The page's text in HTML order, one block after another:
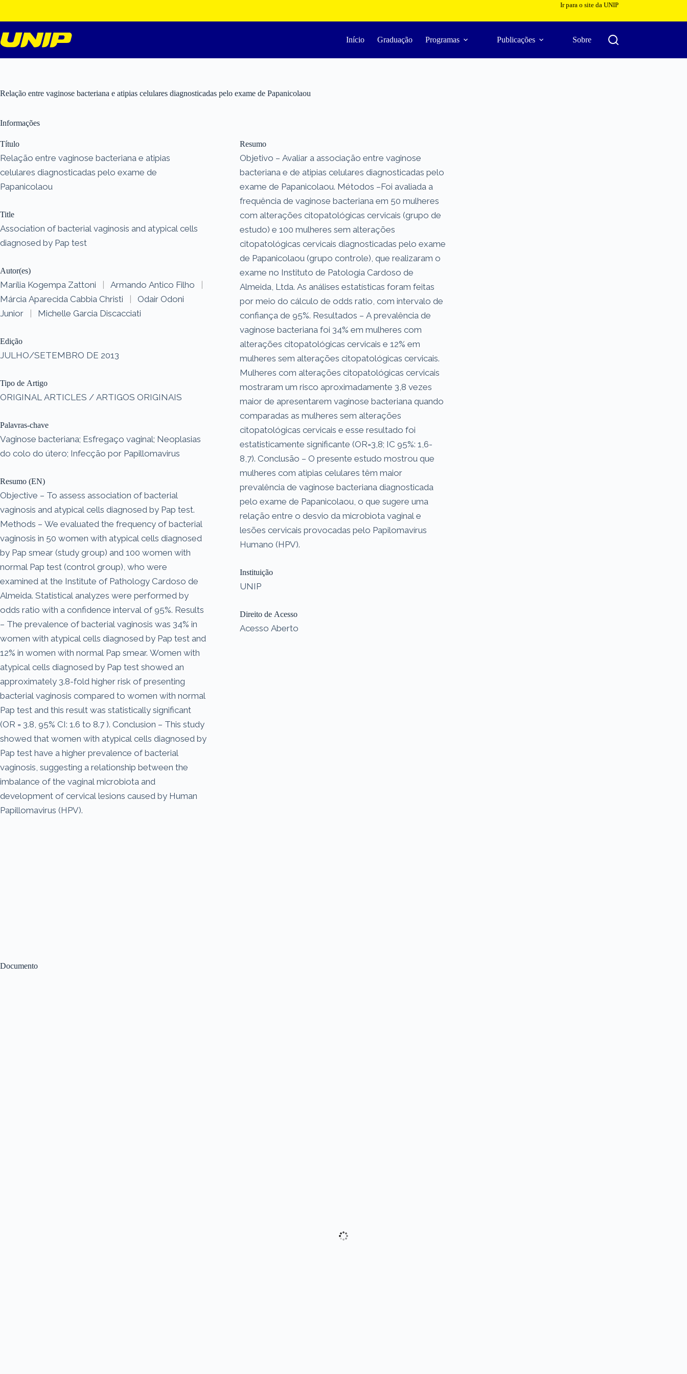
o
conteúdo
Ir para o site da UNIP
Início Graduação Programas Publicações Sobre
Relação entre vaginose bacteriana e atipias celulares diagnosticadas pelo exame de Papanicolaou
Documento
Informações
Título
Relação entre vaginose bacteriana e atipias
celulares diagnosticadas pelo exame de
Papanicolaou
Title
Association of bacterial vaginosis and atypical cells
diagnosed by Pap test
Autor(es)
Marília Kogempa Zattoni | Armando Antico Filho
|
Márcia Aparecida Cabbia Christi
|
Odair Odoni
Junior
| Michelle Garcia Discacciati
Edição
JULHO/SETEMBRO DE 2013
Tipo de Artigo
ORIGINAL ARTICLES / ARTIGOS ORIGINAIS
Palavras-chave
Vaginose bacteriana; Esfregaço vaginal; Neoplasias
do colo do útero; Infecção por Papillomavirus
Resumo (EN)
Objective – To assess association of bacterial
vaginosis and atypical cells diagnosed by Pap test.
Methods – We evaluated the frequency of bacterial
vaginosis in 50 women with atypical cells diagnosed
by Pap smear (study group) and 100 women with
normal Pap test (control group), who were
examined at the Institute of Pathology Cardoso de
Almeida. Statistical analyzes were performed by
odds ratio with a confidence interval of 95%. Results
– The prevalence of bacterial vaginosis was 34% in
women with atypical cells diagnosed by Pap test and
12% in women with normal Pap smear. Women with
atypical cells diagnosed by Pap test showed an
approximately 3.8-fold higher risk of presenting
bacterial vaginosis compared to women with normal
Pap test and this result was statistically significant
(OR = 3.8, 95% CI: 1.6 to 8.7 ). Conclusion – This study
showed that women with atypical cells diagnosed by
Pap test have a higher prevalence of bacterial
vaginosis, suggesting a relationship between the
imbalance of the vaginal microbiota and
development of cervical lesions caused by Human
Papillomavirus (HPV).
Resumo
Objetivo – Avaliar a associação entre vaginose
bacteriana e de atipias celulares diagnosticadas pelo
exame de Papanicolaou. Métodos –Foi avaliada a
frequência de vaginose bacteriana em 50 mulheres
com alterações citopatológicas cervicais (grupo de
estudo) e 100 mulheres sem alterações
citopatológicas cervicais diagnosticadas pelo exame
de Papanicolaou (grupo controle), que realizaram o
exame no Instituto de Patologia Cardoso de
Almeida, Ltda. As análises estatísticas foram feitas
por meio do cálculo de odds ratio, com intervalo de
confiança de 95%. Resultados – A prevalência de
vaginose bacteriana foi 34% em mulheres com
alterações citopatológicas cervicais e 12% em
mulheres sem alterações citopatológicas cervicais.
Mulheres com alterações citopatológicas cervicais
mostraram um risco aproximadamente 3,8 vezes
maior de apresentarem vaginose bacteriana quando
comparadas as mulheres sem alterações
citopatológicas cervicais e esse resultado foi
estatisticamente significante (OR=3,8; IC 95%: 1,6-
8,7). Conclusão – O presente estudo mostrou que
mulheres com atipias celulares têm maior
prevalência de vaginose bacteriana diagnosticada
pelo exame de Papanicolaou, o que sugere uma
relação entre o desvio da microbiota vaginal e
lesões cervicais provocadas pelo Papilomavírus
Humano (HPV).
Instituição
UNIP
Direito de Acesso
Acesso Aberto